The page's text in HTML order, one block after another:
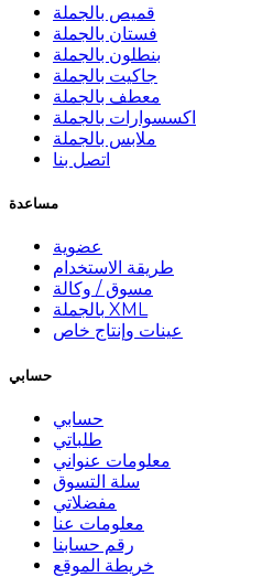
قميص بالجملة
فستان بالجملة
بنطلون بالجملة
جاكيت بالجملة
معطف بالجملة
اكسسوارات بالجملة
ملابس بالجملة
اتصل بنا
مساعدة
عضوية
طريقة الاستخدام
مسوق / وكالة
بالجملة XML
عينات وإنتاج خاص
حسابي
حسابي
طلباتي
معلومات عنواني
سلة التسوق
مفضلاتي
معلومات عنا
رقم حسابنا
خريطة الموقع